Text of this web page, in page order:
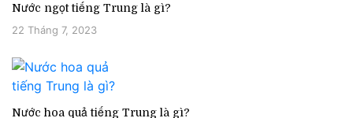
Nước ngọt tiếng Trung là gì?
22 Tháng 7, 2023
Nước hoa quả tiếng Trung là gì?